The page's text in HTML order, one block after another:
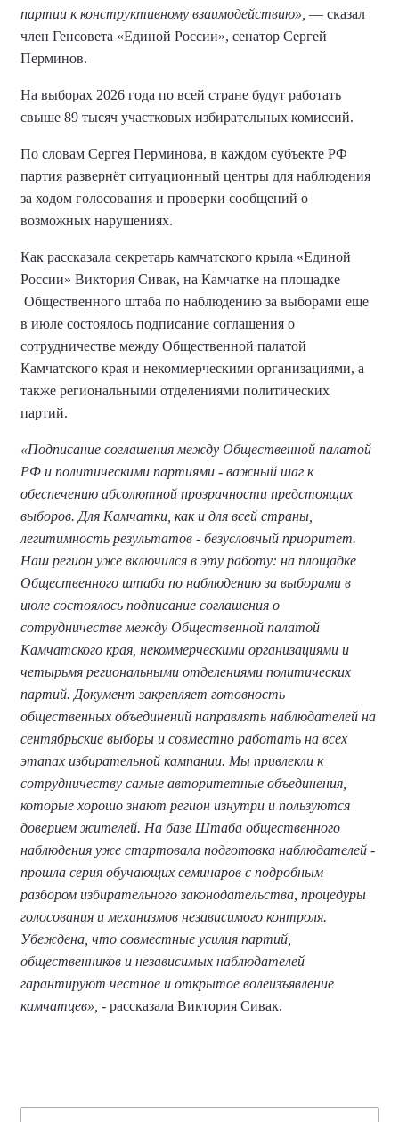
партии к конструктивному взаимодействию», — сказал
член Генсовета «Единой России», сенатор Сергей
Перминов.
На выборах 2026 года по всей стране будут работать
свыше 89 тысяч участковых избирательных комиссий.
По словам Сергея Перминова, в каждом субъекте РФ
партия развернёт ситуационный центры для наблюдения
за ходом голосования и проверки сообщений о
возможных нарушениях.
Как рассказала секретарь камчатского крыла «Единой
России» Виктория Сивак, на Камчатке на площадке
Общественного штаба по наблюдению за выборами еще
в июле состоялось подписание соглашения о
сотрудничестве между Общественной палатой
Камчатского края и некоммерческими организациями, а
также региональными отделениями политических
партий.
«Подписание соглашения между Общественной палатой
РФ и политическими партиями - важный шаг к
обеспечению абсолютной прозрачности предстоящих
выборов. Для Камчатки, как и для всей страны,
легитимность результатов - безусловный приоритет.
Наш регион уже включился в эту работу: на площадке
Общественного штаба по наблюдению за выборами в
июле состоялось подписание соглашения о
сотрудничестве между Общественной палатой
Камчатского края, некоммерческими организациями и
четырьмя региональными отделениями политических
партий. Документ закрепляет готовность
общественных объединений направлять наблюдателей на
сентябрьские выборы и совместно работать на всех
этапах избирательной кампании. Мы привлекли к
сотрудничеству самые авторитетные объединения,
которые хорошо знают регион изнутри и пользуются
доверием жителей. На базе Штаба общественного
наблюдения уже стартовала подготовка наблюдателей -
прошла серия обучающих семинаров с подробным
разбором избирательного законодательства, процедуры
голосования и механизмов независимого контроля.
Убеждена, что совместные усилия партий,
общественников и независимых наблюдателей
гарантируют честное и открытое волеизъявление
камчатцев», - рассказала Виктория Сивак.